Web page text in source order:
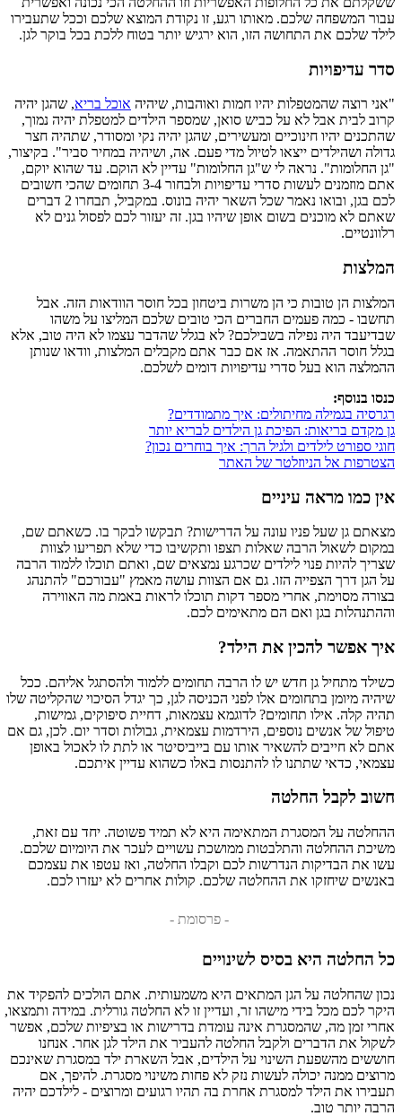
עבור המשפחה שלכם. מאותו רגע, זו נקודת המוצא שלכם וככל שתעבירו
לילד שלכם את התחושה הזו, הוא ירגיש יותר בטוח ללכת בכל בוקר לגן.
סדר עדיפויות
"אני רוצה שהמטפלות יהיו חמות ואוהבות, שיהיה אוכל בריא, שהגן יהיה
קרוב לבית אבל לא על כביש סואן, שמספר הילדים למטפלת יהיה נמוך,
שהתכנים יהיו חינוכיים ומעשירים, שהגן יהיה נקי ומסודר, שתהיה חצר
גדולה ושהילדים ייצאו לטיול מדי פעם. אה, ושיהיה במחיר סביר". בקיצור,
"גן החלומות". נראה לי ש"גן החלומות" עדיין לא הוקם. עד שהוא יוקם,
אתם מוזמנים לעשות סדרי עדיפויות ולבחור 3-4 תחומים שהכי חשובים
לכם בגן, ובואו נאמר שכל השאר יהיה בונוס. במקביל, תבחרו 2 דברים
שאתם לא מוכנים בשום אופן שיהיו בגן. זה יעזור לכם לפסול גנים לא
רלוונטיים.
המלצות
המלצות הן טובות כי הן משרות ביטחון בכל חוסר הוודאות הזה. אבל
תחשבו - כמה פעמים החברים הכי טובים שלכם המליצו על משהו
שבדיעבד היה נפילה בשבילכם? לא בגלל שהדבר עצמו לא היה טוב, אלא
בגלל חוסר ההתאמה. אז אם כבר אתם מקבלים המלצות, וודאו שנותן
ההמלצה הוא בעל סדרי עדיפויות דומים לשלכם.
כנסו בנוסף:
רגרסיה בגמילה מחיתולים: איך מתמודדים?
גן מקדם בריאות: הפיכת גן הילדים לבריא יותר
חוגי ספורט לילדים ולגיל הרך: איך בוחרים נכון?
הצטרפות אל הניוזלטר של האתר
אין כמו מראה עיניים
מצאתם גן שעל פניו עונה על הדרישות? תבקשו לבקר בו. כשאתם שם,
במקום לשאול הרבה שאלות תצפו ותקשיבו כדי שלא תפריעו לצוות
שצריך להיות פנוי לילדים שכרגע נמצאים שם, ואתם תוכלו ללמוד הרבה
על הגן דרך הצפייה הזו. גם אם הצוות עושה מאמץ "עבורכם" להתנהג
בצורה מסוימת, אחרי מספר דקות תוכלו לראות באמת מה האווירה
וההתנהלות בגן ואם הם מתאימים לכם.
איך אפשר להכין את הילד?
כשילד מתחיל גן חדש יש לו הרבה תחומים ללמוד ולהסתגל אליהם. ככל
שיהיה מיומן בתחומים אלו לפני הכניסה לגן, כך יגדל הסיכוי שהקליטה שלו
תהיה קלה. אילו תחומים? לדוגמא עצמאות, דחיית סיפוקים, גמישות,
טיפול של אנשים נוספים, הירדמות עצמאית, גבולות וסדר יום. לכן, גם אם
אתם לא חייבים להשאיר אותו עם בייביסיטר או לתת לו לאכול באופן
עצמאי, כדאי שתתנו לו להתנסות באלו כשהוא עדיין איתכם.
חשוב לקבל החלטה
ההחלטה על המסגרת המתאימה היא לא תמיד פשוטה. יחד עם זאת,
משיכת ההחלטה והתלבטות ממושכת עשויים לעכר את היומיום שלכם.
עשו את הבדיקות הנדרשות לכם וקבלו החלטה, ואז עטפו את עצמכם
באנשים שיחזקו את ההחלטה שלכם. קולות אחרים לא יעזרו לכם.
- פרסומת -
כל החלטה היא בסיס לשינויים
נכון שהחלטה על הגן המתאים היא משמעותית. אתם הולכים להפקיד את
היקר לכם מכל בידי מישהו זר, ועדיין זו לא החלטה גורלית. במידה ותמצאו,
אחרי זמן מה, שהמסגרת אינה עומדת בדרישות או בציפיות שלכם, אפשר
לשקול את הדברים ולקבל החלטה להעביר את הילד לגן אחר. אנחנו
חוששים מהשפעת השינוי על הילדים, אבל השארת ילד במסגרת שאינכם
מרוצים ממנה יכולה לעשות נזק לא פחות משינוי מסגרת. להיפך, אם
תעבירו את הילד למסגרת אחרת בה תהיו רגועים ומרוצים - לילדכם יהיה
הרבה יותר טוב.